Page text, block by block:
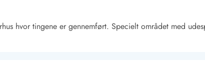
hvor tingene er gennemført. Specielt området med